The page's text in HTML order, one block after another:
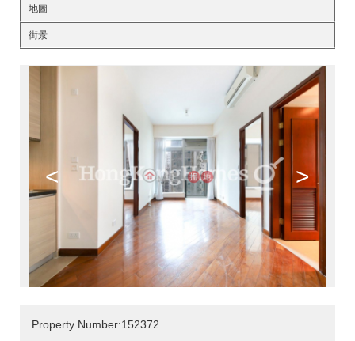
地圖
街景
< >
Property Number:152372